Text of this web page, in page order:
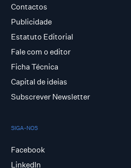
Contactos
Publicidade
Estatuto Editorial
Fale com o editor
Ficha Técnica
Capital de ideias
Subscrever Newsletter
SIGA-NOS
Facebook
LinkedIn